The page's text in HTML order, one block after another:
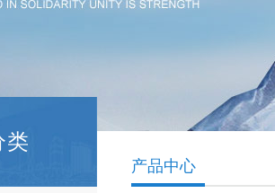
类
产品中心